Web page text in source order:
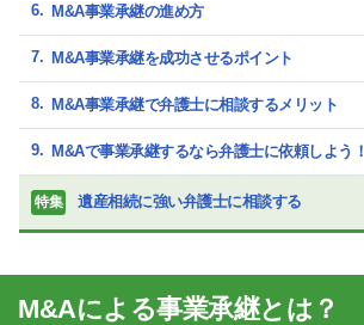
M&A事業承継の進め方
M&A事業承継を成功させるポイント
M&A事業承継で弁護士に相談するメリット
M&Aで事業承継するなら弁護士に依頼しよう！
特集 遺産相続に強い弁護士に相談する
M&Aによる事業承継とは？